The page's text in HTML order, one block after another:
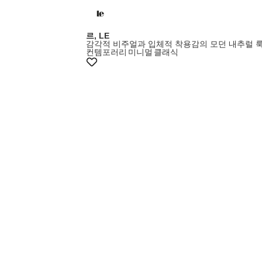
르, LE
감각적 비주얼과 입체적 착용감의 모던 내추럴
컨템포러리 미니멀 클래식